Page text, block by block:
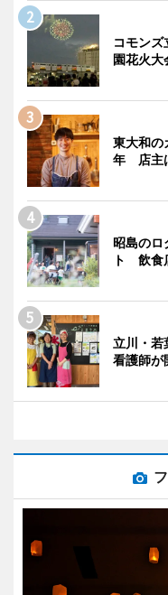
コモン
園花火大
東大和の
年 店主
昭島のロ
ト 飲食
立川・
看護師が